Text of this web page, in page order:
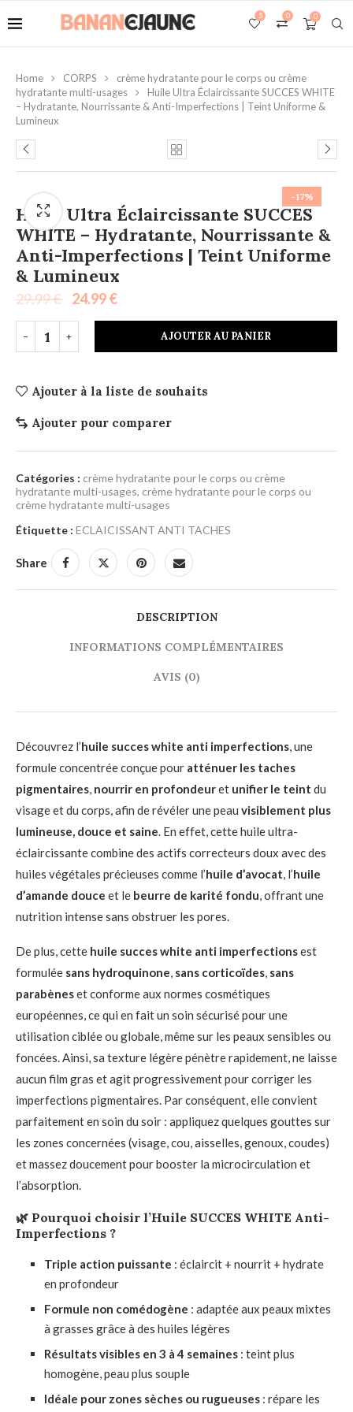
0
0
5
Home CORPS
crème hydratante pour le corps ou crème
hydratante multi-usages
Huile Ultra Éclaircissante SUCCES WHITE
– Hydratante, Nourrissante & Anti-Imperfections | Teint Uniforme &
Lumineux
-17%
Huile Ultra Éclaircissante SUCCES
WHITE – Hydratante, Nourrissante &
Anti-Imperfections | Teint Uniforme
& Lumineux
29.99€ 24.99€
AJOUTER AU PANIER
Ajouter à la liste de souhaits
Ajouter pour comparer
Catégories : crème hydratante pour le corps ou crème
hydratante multi-usages, crème hydratante pour le corps ou
crème hydratante multi-usages
Étiquette : ECLAICISSANT ANTI TACHES
Share
DESCRIPTION
INFORMATIONS COMPLÉMENTAIRES
AVIS (0)
Découvrez l’huile succes white anti imperfections, une
formule concentrée conçue pour atténuer les taches
pigmentaires, nourrir en profondeuret unifier le teint du
visage et du corps, afin de révéler une peau visiblement plus
lumineuse, douce et saine. En effet, cette huile ultra-
éclaircissante combine des actifs correcteurs doux avec des
huiles végétales précieuses comme l’huile d’avocat, l’huile
d’amande douce et le beurre de karité fondu, offrant une
nutrition intense sans obstruer les pores.
De plus, cette huile succes white anti imperfectionsest
formulée sans hydroquinone, sans corticoïdes, sans
parabèneset conforme aux normes cosmétiques
européennes, ce qui en fait un soin sécurisé pour une
utilisation ciblée ou globale, même sur les peaux sensibles ou
foncées. Ainsi, sa texture légère pénètre rapidement, ne laisse
aucun film gras et agit progressivement pour corriger les
imperfections pigmentaires. Par conséquent, elle convient
parfaitement en soin du soir : appliquez quelques gouttes sur
les zones concernées (visage, cou, aisselles, genoux, coudes)
et massez doucement pour booster la microcirculation et
l’absorption.
🌿 Pourquoi choisir l’Huile SUCCES WHITE Anti-
Imperfections ?
Triple action puissante : éclaircit + nourrit + hydrate
en profondeur
Formule non comédogène : adaptée aux peaux mixtes
à grasses grâce à des huiles légères
Résultats visibles en 3 à 4 semaines : teint plus
homogène, peau plus souple
Idéale pour zones sèches ou rugueuses : répare les